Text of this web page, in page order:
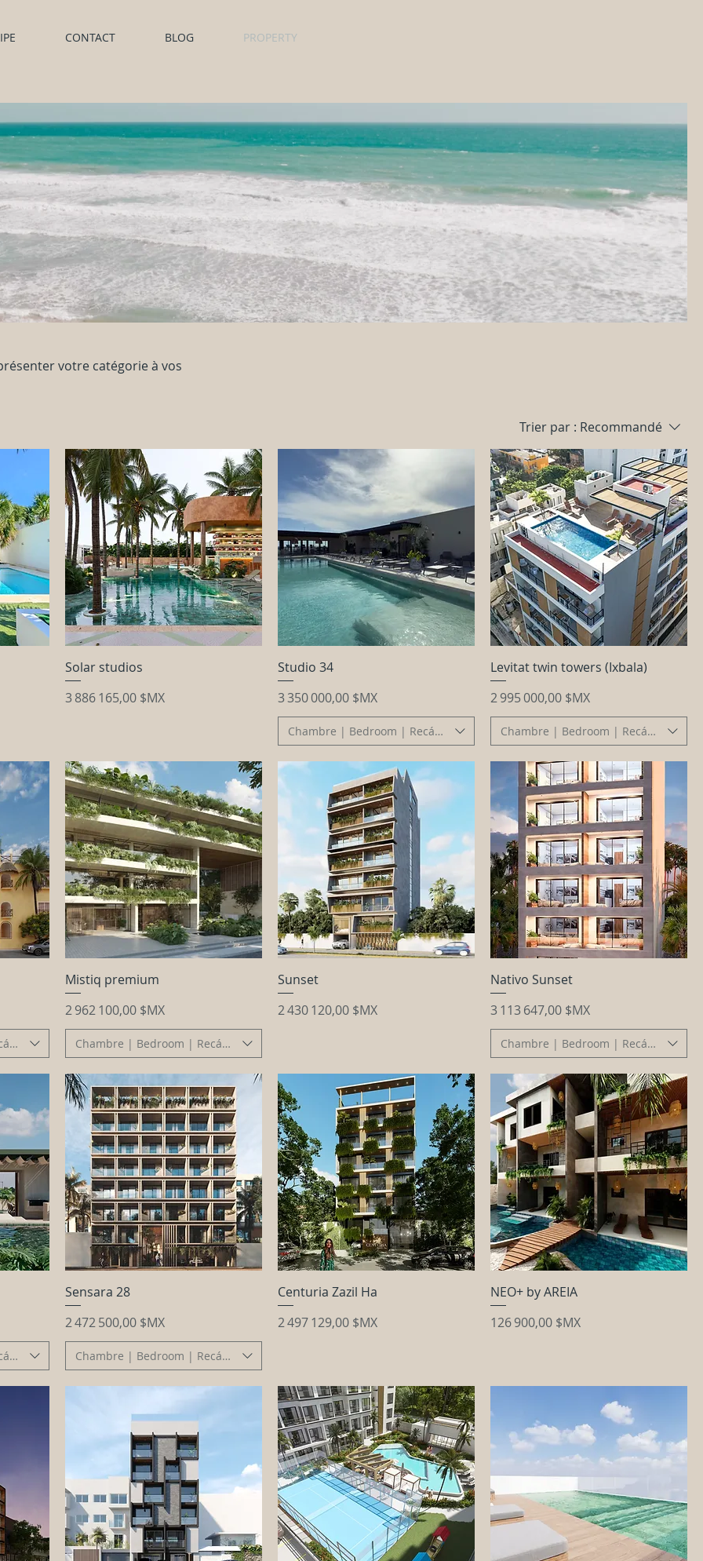
CONTACT BLOG PROPERTY
votre catégorie à vos
Trier par : Recommandé
Solar studios
Prix
3 886 165,00 $MX
Studio 34
Prix
3 350 000,00 $MX
Chambre | Bedroom | Recámara
Levitat twin towers (Ixbala)
Prix
2 995 000,00 $MX
Chambre | Bedroom | Recámara
Mistiq premium
Prix
2 962 100,00 $MX
Chambre | Bedroom | Recámara
Sunset
Prix
2 430 120,00 $MX
Nativo Sunset
Prix
3 113 647,00 $MX
Chambre | Bedroom | Recámara
Sensara 28
Prix
2 472 500,00 $MX
Chambre | Bedroom | Recámara
Centuria Zazil Ha
Prix
2 497 129,00 $MX
NEO+ by AREIA
Prix
126 900,00 $MX